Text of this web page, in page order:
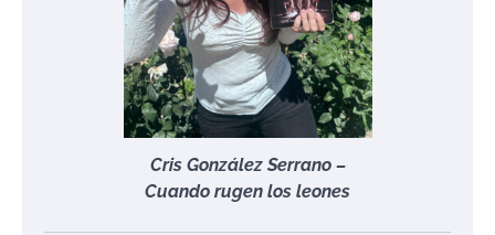
Cris González Serrano –
Cuando rugen los leones